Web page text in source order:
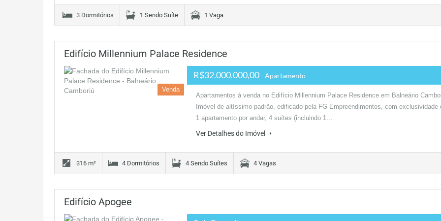
3 Dormitórios 1 Sendo Suíte 1 Vaga
Edifício Millennium Palace Residence
Venda
R$32.000.000,00- Apartamento
Apartamentos à venda no Edifício Millennium Palace Residence em Balneário
Imóvel de altíssimo padrão, edificado pela FG Empreendimentos, com exclusividade
1 apartamento por andar, 4 suítes (incluindo 1…
Ver Detalhes do Imóvel
316 m² 4 Dormitórios 4 Sendo Suítes 4 Vagas
Edifício Apogee